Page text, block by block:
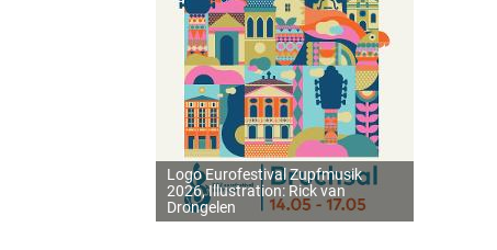
Logo Eurofestival Zupfmusik
2026, Illustration: Rick van
Drongelen